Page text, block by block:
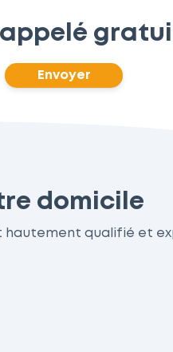
Envoyer
domicile
hautement qualifié et